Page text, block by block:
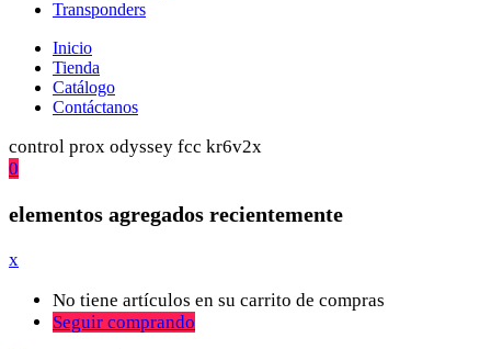
Transponders
Inicio
Tienda
Catálogo
Contáctanos
control prox odyssey fcc kr6v2x
0
elementos agregados recientemente
x
No tiene artículos en su carrito de compras
Seguir comprando